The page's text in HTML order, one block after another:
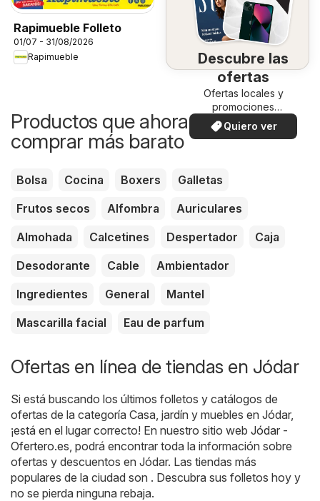
Rapimueble Folleto
01/07 - 31/08/2026
Rapimueble
Descubre las
ofertas
Ofertas locales y
promociones
especiales.
Quiero ver
Productos que ahora puedes
comprar más barato
Bolsa Cocina Boxers
Galletas
Frutos secos
Alfombra
Auriculares
Almohada
Calcetines Despertador
Caja
Desodorante
Cable
Ambientador
Ingredientes
General
Mantel
Mascarilla facial
Eau de parfum
Ofertas en línea de tiendas en Jódar
Si está buscando los últimos folletos y catálogos de
ofertas de la categoría Casa, jardín y muebles en Jódar,
¡está en el lugar correcto! En nuestro sitio web Jódar -
Ofertero.es , podrá encontrar toda la información sobre
ofertas y descuentos en Jódar. Las tiendas más
populares de la ciudad son . Descubra sus folletos hoy y
no se pierda ninguna rebaja.